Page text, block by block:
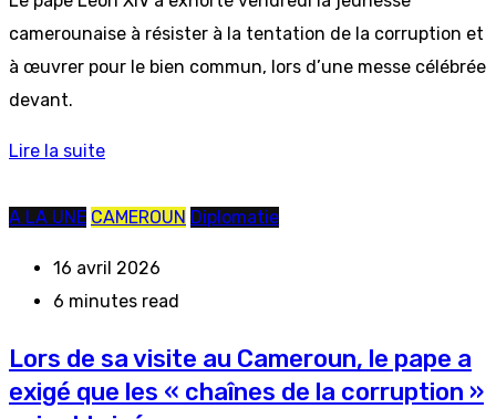
camerounaise à résister à la tentation de la corruption et
à œuvrer pour le bien commun, lors d’une messe célébrée
devant.
Lire la suite
A LA UNE CAMEROUN Diplomatie
16 avril 2026
6 minutes read
Lors de sa visite au Cameroun, le pape a
exigé que les « chaînes de la corruption »